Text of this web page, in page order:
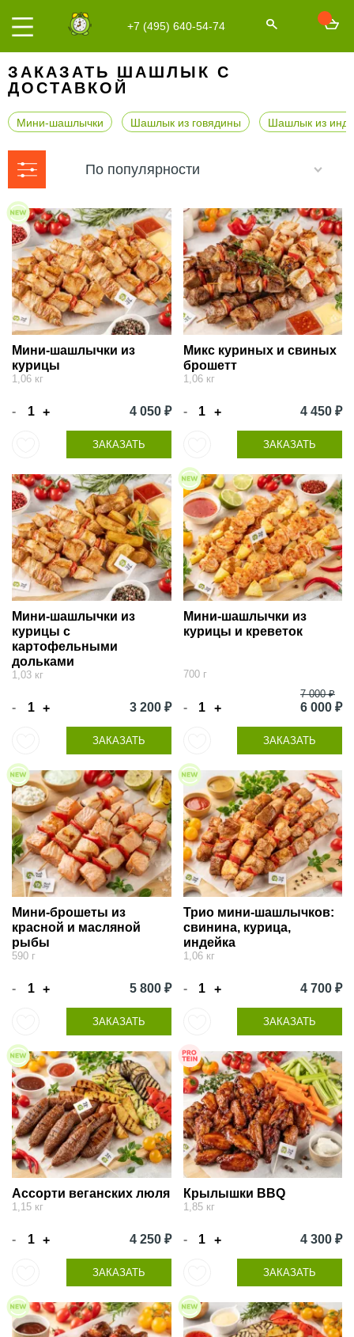
+7 (495) 640-54-74
ЗАКАЗАТЬ ШАШЛЫК С
ДОСТАВКОЙ
Мини-шашлычки Шашлык из говядины Шашлык из
По популярности
Мини-шашлычки из
курицы
1,06 кг
- + 4 050 ₽
ЗАКАЗАТЬ
Микс куриных и свиных
брошетт
1,06 кг
- + 4 450 ₽
ЗАКАЗАТЬ
Мини-шашлычки из
курицы с
картофельными
дольками
1,03 кг
- + 3 200 ₽
ЗАКАЗАТЬ
Мини-шашлычки из
курицы и креветок
700 г
- +
7 000 ₽
6 000 ₽
ЗАКАЗАТЬ
Мини-брошеты из
красной и масляной
рыбы
590 г
- + 5 800 ₽
ЗАКАЗАТЬ
Трио мини-шашлычков:
свинина, курица,
индейка
1,06 кг
- + 4 700 ₽
ЗАКАЗАТЬ
Ассорти веганских люля
1,15 кг
- + 4 250 ₽
ЗАКАЗАТЬ
Крылышки BBQ
1,85 кг
- + 4 300 ₽
ЗАКАЗАТЬ